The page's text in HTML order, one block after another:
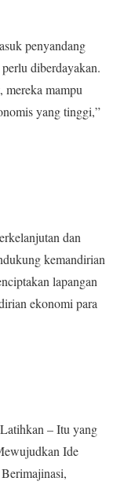
penyandang
diberdayakan.
mereka mampu
yang tinggi,”
dan
kemandirian
lapangan
ekonomi para
– Itu yang
Ide